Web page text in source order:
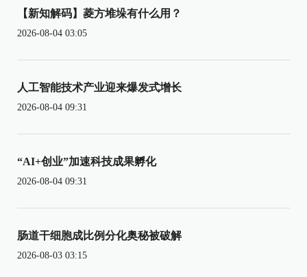
【新知解码】菱方堆垛有什么用？
2026-08-04 03:05
人工智能技术产业迎来爆发式增长
2026-08-04 09:31
“AI+创业”加速科技成果孵化
2026-08-04 09:31
肠道干细胞成比例分化奥秘被破解
2026-08-03 03:15